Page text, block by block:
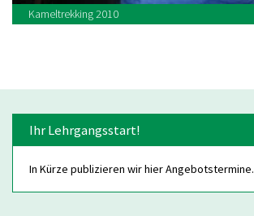
Kameltrekking 2010
Ihr Lehrgangsstart!
In Kürze publizieren wir hier Angebotstermine.